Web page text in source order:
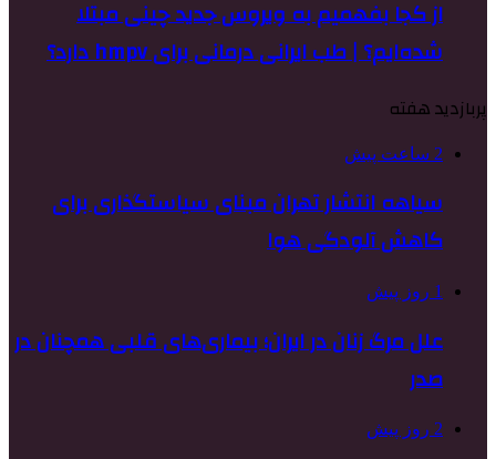
از کجا بفهمیم به ویروس جدید چینی مبتلا
شده‌ایم؟ | طب ایرانی درمانی برای hmpv دارد؟
پربازدید هفته
2 ساعت پیش
سیاهه انتشار تهران مبنای سیاستگذاری برای
کاهش آلودگی هوا
1 روز پیش
علل مرگ زنان در ایران؛ بیماری‌های قلبی همچنان در
صدر
2 روز پیش